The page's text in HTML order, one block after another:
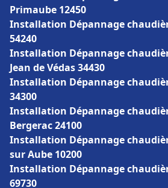
Primaube 12450
Installation Dépannage
54240
Installation Dépannage
Jean de Védas 34430
Installation Dépannage
34300
Installation Dépannage
Bergerac 24100
Installation Dépannage
sur Aube 10200
Installation Dépannage
69730